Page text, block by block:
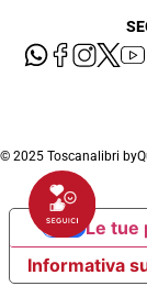
© 2025 Toscanalibri by
Informativa
Le tue